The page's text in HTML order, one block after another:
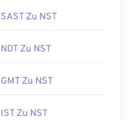
SAST Zu NST
NDT Zu NST
GMT Zu NST
IST Zu NST